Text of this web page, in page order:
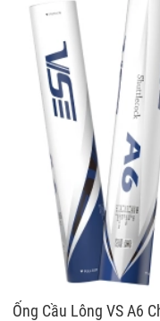
Ống Cầu Lông VS A6